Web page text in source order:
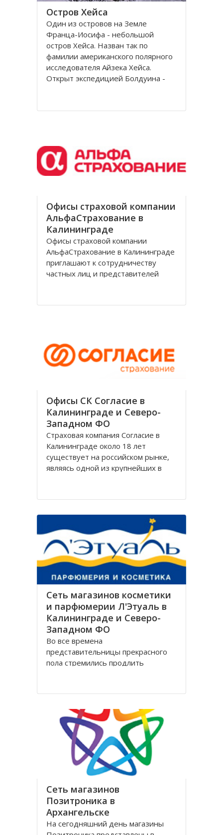
Остров Хейса
Один из островов на Земле
Франца-Иосифа - небольшой
остров Хейса. Назван так по
фамилии американского полярного
исследователя Айзека Хейса.
Открыт экспедицией Болдуина -
широты, в самых суровых условиях
Офисы страховой компании
АльфаСтрахование в
Калининграде
Офисы страховой компании
АльфаСтрахование в Калининграде
приглашают к сотрудничеству
частных лиц и представителей
крупнейшим российским
страховую группу
Офисы СК Согласие в
Калининграде и Северо-
Западном ФО
Страховая компания Согласие в
Калининграде около 18 лет
существует на российском рынке,
являясь одной из крупнейших в
только с лучшей стороны.
широко разветвлённую сеть
филиалов, которая охватывает
Сеть магазинов косметики
и парфюмерии Л'Этуаль в
Калининграде и Северо-
Западном ФО
Во все времена
представительницы прекрасного
пола стремились продлить
Женщины прилагали массу усилий
для достижения цели. Но это уже в
прошлом! Сегодня, благодаря
колоссальным достижениям в
области косметологии, ухаживать
за лицом и телом стало
Сеть магазинов
Позитроника в
Архангельске
На сегодняшний день магазины